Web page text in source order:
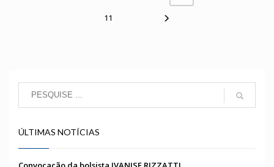
11
ÚLTIMAS NOTÍCIAS